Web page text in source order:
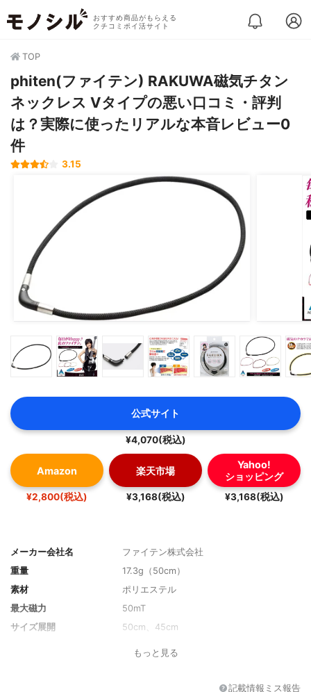
おすすめ商品がもらえる
クチコミポイ活サイト
TOP
phiten(ファイテン) RAKUWA磁気チタン
ネックレス Vタイプの悪い口コミ・評判
は？実際に使ったリアルな本音レビュー0
件
3.15
公式サイト
¥4,070(税込)
Amazon
¥2,800(税込)
楽天市場
¥3,168(税込)
Yahoo!
ショッピング
¥3,168(税込)
メーカー会社名
ファイテン株式会社
重量
17.3g（50cm）
素材
ポリエステル
最大磁力
50mT
サイズ展開
50cm、45cm
ブラック、ボルドー、アイボリー、ピンク
もっと見る
記載情報ミス報告